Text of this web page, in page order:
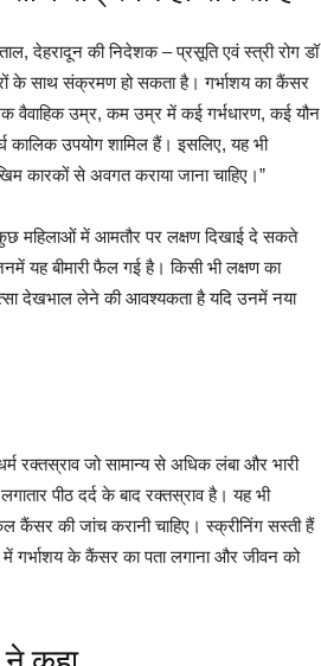
देहरादून की निदेशक – प्रसूति एवं स्त्री रोग डॉ
के साथ संक्रमण हो सकता है। गर्भाशय का कैंसर
वैवाहिक उम्र, कम उम्र में कई गर्भधारण, कई यौन
कालिक उपयोग शामिल हैं। इसलिए, यह भी
कारकों से अवगत कराया जाना चाहिए।”
महिलाओं में आमतौर पर लक्षण दिखाई दे सकते
यह बीमारी फैल गई है। किसी भी लक्षण का
देखभाल लेने की आवश्यकता है यदि उनमें नया
रक्तस्राव जो सामान्य से अधिक लंबा और भारी
पीठ दर्द के बाद रक्तस्राव है। यह भी
कैंसर की जांच करानी चाहिए। स्क्रीनिंग सस्ती हैं
के कैंसर का पता लगाना और जीवन को